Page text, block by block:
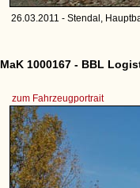
26.03.2011 - Stendal,
MaK 1000167 - BBL
zum Fahrzeugportrait